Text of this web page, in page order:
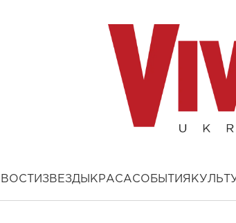
ЗВЕЗДЫ КРАСАСОБЫТИЯ